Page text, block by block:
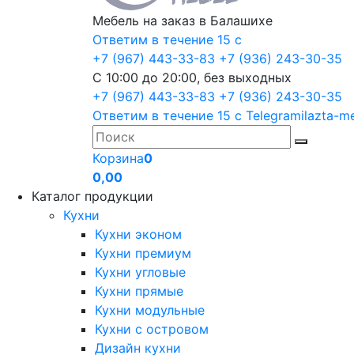
Мебель на заказ в Балашихе
Ответим в течение 15 с
+7 (967) 443-33-83 +7 (936) 243-30-35
С 10:00 до 20:00, без выходных
+7 (967) 443-33-83 +7 (936) 243-30-35
Ответим в течение 15 с Telegramilazta-
Корзина0
0,00
Каталог продукции
Кухни
Кухни эконом
Кухни премиум
Кухни угловые
Кухни прямые
Кухни модульные
Кухни с островом
Дизайн кухни